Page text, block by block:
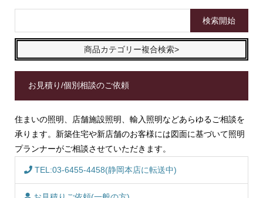
商品カテゴリー複合検索>
お見積り/個別相談のご依頼
住まいの照明、店舗施設照明、輸入照明などあらゆるご相談を
承ります。新築住宅や新店舗のお客様には図面に基づいて照明
プランナーがご相談させていただきます。
TEL:03-6455-4458(静岡本店に転送中)